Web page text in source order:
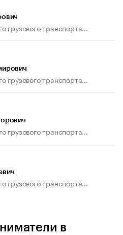
грузового транспорта...
грузового транспорта...
грузового транспорта...
грузового транспорта...
в